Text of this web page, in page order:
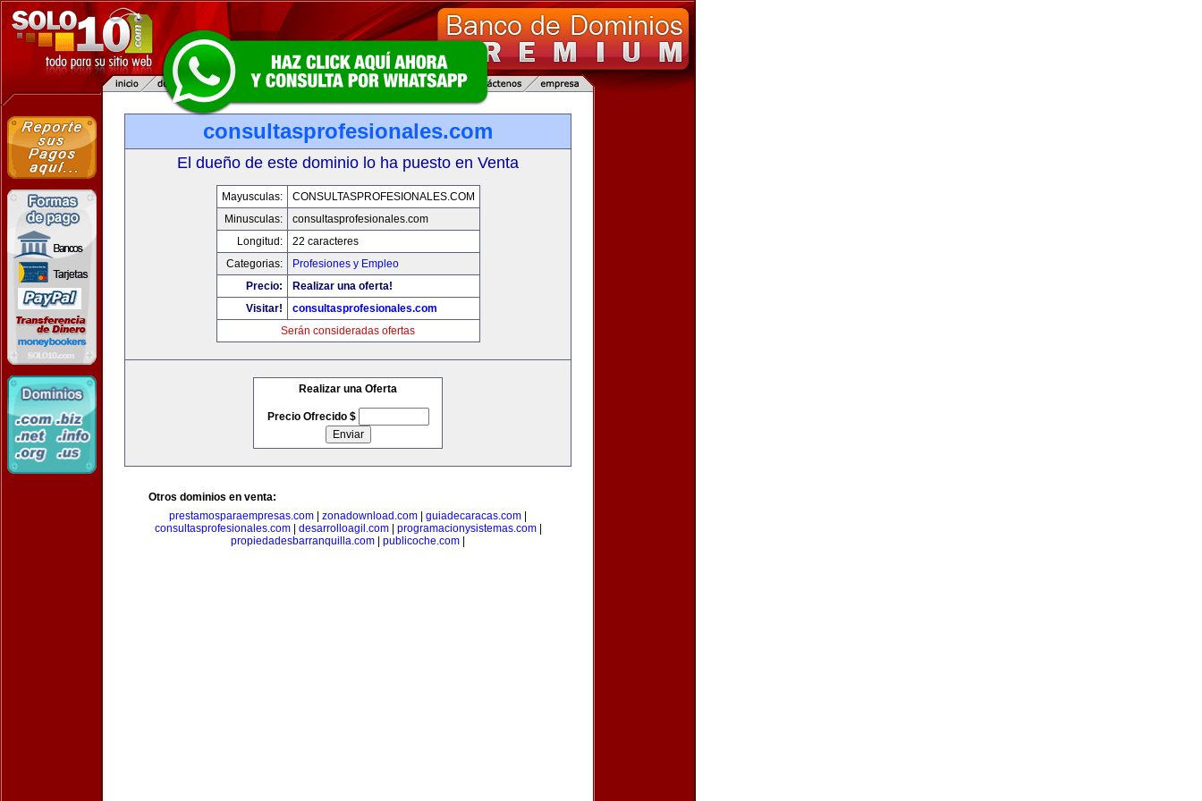
consultasprofesionales.com
El dueño de este dominio lo ha puesto en Venta
Mayusculas:
CONSULTASPROFESIONALES.COM
Minusculas:
consultasprofesionales.com
Longitud:
22 caracteres
Categorias:
Profesiones y Empleo
Precio:
Realizar una oferta!
Visitar!
consultasprofesionales.com
Serán consideradas ofertas
Realizar una Oferta
Precio Ofrecido $
Otros dominios en venta:
prestamosparaempresas.com
zonadownload.com guiadecaracas.com
consultasprofesionales.com| desarrolloagil.com| programacionysistemas.com|
propiedadesbarranquilla.com
publicoche.com